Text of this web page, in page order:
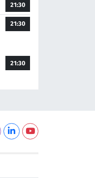
21:30
21:30
21:30